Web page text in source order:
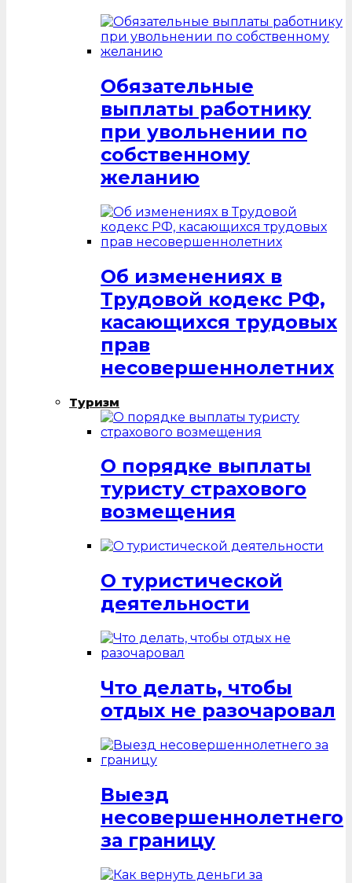
Обязательные
выплаты работнику
при увольнении по
собственному
желанию
Об изменениях в
Трудовой кодекс РФ,
касающихся трудовых
прав
несовершеннолетних
Туризм
О порядке выплаты
туристу страхового
возмещения
О туристической
деятельности
Что делать, чтобы
отдых не разочаровал
Выезд
несовершеннолетнего
за границу